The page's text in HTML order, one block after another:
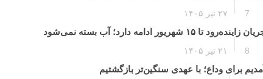
7 ۲۷ تیر ۱۴۰۵
زاینده‌رود تا ۱۵ شهریور ادامه دارد؛ آب بسته نمی‌شود
8 ۲۱ تیر ۱۴۰۵
آمدیم برای وداع؛ با عهدی سنگین‌تر بازگشتیم